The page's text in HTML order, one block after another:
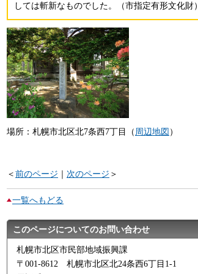
しては斬新なものでした。（市指定有形文化財）
場所：札幌市北区北7条西7丁目（ 周辺地図 ）
＜前のページ ｜ 次のページ ＞
一覧へもどる
このページについてのお問い合わせ
札幌市北区市民部地域振興課
〒001-8612 札幌市北区北24条西6丁目1-1